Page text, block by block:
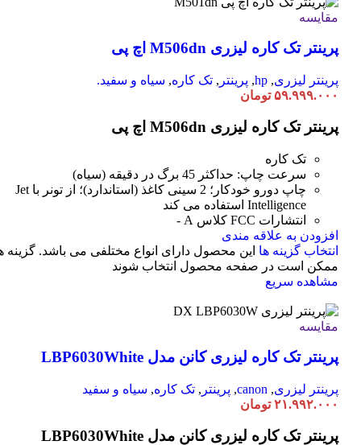
مقایسه
پرینتر تک کاره لیزری M506dn اچ پی
پرینتر لیزری,
hp
, پرینتر , تک کاره, سیاه و سفید.
۵۹.۹۹۹.۰۰۰ تومان
پرینتر تک کاره لیزری M506dn اچ پی
تک کاره
سرعت چاپ: حداکثر 45 برگ در دقیقه (سیاه)
چاپ دورو خودکار؛ 2 سینی کاغذ (استاندارد)؛ از تونر با Jet
Intelligence استفاده می کند
انتشارات FCC کلاس A -
افزودن به علاقه مندی
انتخاب گزینه ها این محصول دارای انواع مختلفی می باشد. گزینه
ممکن است در صفحه محصول انتخاب شوند
مشاهده سریع
مقایسه
پرینتر تک کاره لیزری کانن مدل LBP6030White
پرینتر لیزری,
canon
, پرینتر , تک کاره, سیاه و سفید
۲۱.۹۹۲.۰۰۰ تومان
پرینتر تک کاره لیزری کانن مدل LBP6030White